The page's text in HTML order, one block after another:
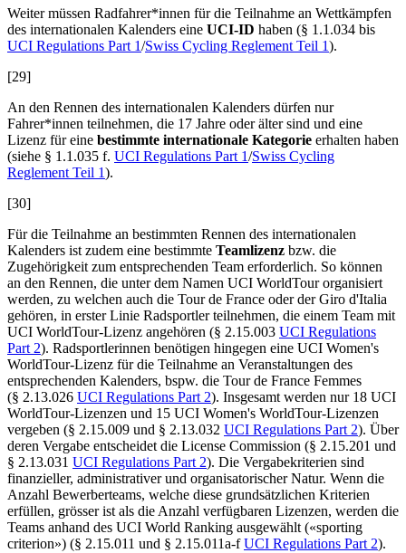
Weiter müssen Radfahrer*innen für die Teilnahme an Wettkämpfen
des internationalen Kalenders eine UCI-ID haben (§ 1.1.034 bis
UCI Regulations Part 1/Swiss Cycling Reglement Teil 1).
[29]
An den Rennen des internationalen Kalenders dürfen nur
Fahrer*innen teilnehmen, die 17 Jahre oder älter sind und eine
Lizenz für eine bestimmte internationale Kategorie erhalten haben
(siehe § 1.1.035 f. UCI Regulations Part 1/Swiss Cycling
Reglement Teil 1).
[30]
Für die Teilnahme an bestimmten Rennen des internationalen
Kalenders ist zudem eine bestimmte Teamlizenz bzw. die
Zugehörigkeit zum entsprechenden Team erforderlich. So können
an den Rennen, die unter dem Namen UCI WorldTour organisiert
werden, zu welchen auch die Tour de France oder der Giro d'Italia
gehören, in erster Linie Radsportler teilnehmen, die einem Team mit
UCI WorldTour-Lizenz angehören (§ 2.15.003 UCI Regulations
Part 2). Radsportlerinnen benötigen hingegen eine UCI Women's
WorldTour-Lizenz für die Teilnahme an Veranstaltungen des
entsprechenden Kalenders, bspw. die Tour de France Femmes
(§ 2.13.026 UCI Regulations Part 2). Insgesamt werden nur 18 UCI
WorldTour-Lizenzen und 15 UCI Women's WorldTour-Lizenzen
vergeben (§ 2.15.009 und § 2.13.032 UCI Regulations Part 2). Über
deren Vergabe entscheidet die License Commission (§ 2.15.201 und
§ 2.13.031 UCI Regulations Part 2). Die Vergabekriterien sind
finanzieller, administrativer und organisatorischer Natur. Wenn die
Anzahl Bewerberteams, welche diese grundsätzlichen Kriterien
erfüllen, grösser ist als die Anzahl verfügbaren Lizenzen, werden die
Teams anhand des UCI World Ranking ausgewählt («sporting
criterion») (§ 2.15.011 und § 2.15.011a-fUCI Regulations Part 2).